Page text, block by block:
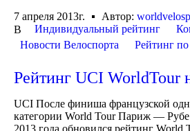
7 апреля 2013г. Автор:
В
Индивидуальный рейтинг
Новости Велоспорта
Рейтинг
Рейтинг UCI WorldTour
UCI После финиша французской
категории World Tour Париж — Рубе